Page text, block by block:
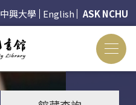
中興大學 English ASK NCHU